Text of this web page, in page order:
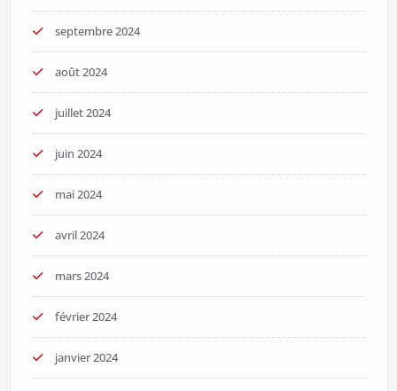
septembre 2024
août 2024
juillet 2024
juin 2024
mai 2024
avril 2024
mars 2024
février 2024
janvier 2024